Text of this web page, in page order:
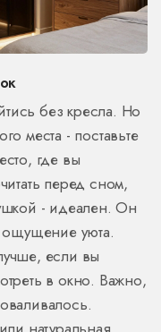
без кресла. Но
места - поставьте
где вы
перед сном,
- идеален. Он
ощущение уюта.
если вы
в окно. Важно,